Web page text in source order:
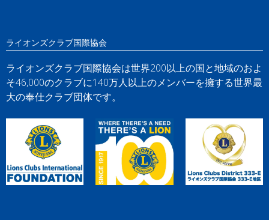
ライオンズクラブ国際協会
ライオンズクラブ国際協会は世界200以上の国と地域のおよ
そ46,000のクラブに140万人以上のメンバーを擁する世界最
大の奉仕クラブ団体です。